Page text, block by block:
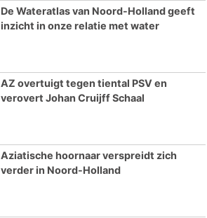
De Wateratlas van Noord-Holland geeft
inzicht in onze relatie met water
AZ overtuigt tegen tiental PSV en
verovert Johan Cruijff Schaal
Aziatische hoornaar verspreidt zich
verder in Noord-Holland